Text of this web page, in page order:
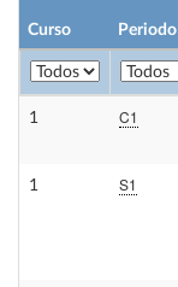
Curso Periodo
1 C1
1 S1